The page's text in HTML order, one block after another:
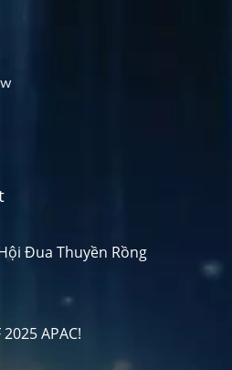
Đua Thuyền Rồng
APAC!